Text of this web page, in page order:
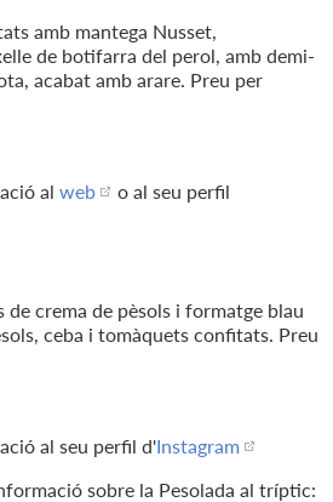
amb mantega Nusset,
de botifarra del perol, amb demi-
acabat amb arare. Preu per
al web
o al seu perfil
de crema de pèsols i formatge blau
ceba i tomàquets confitats. Preu
al seu perfil d'Instagram
sobre la Pesolada al tríptic: